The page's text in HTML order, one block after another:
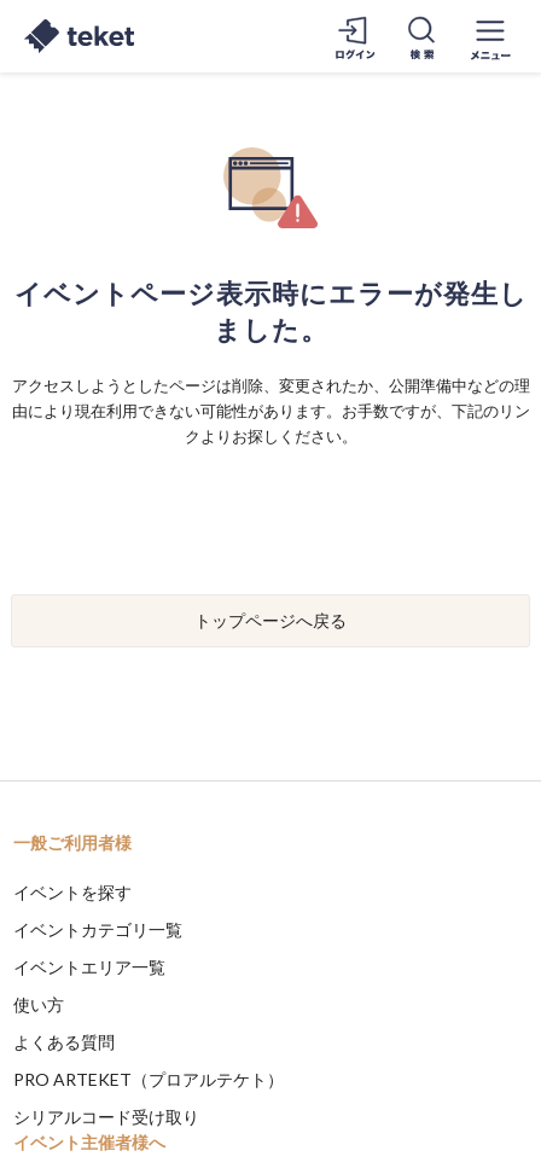
イベントページ表示時にエラーが発生し
ました。
アクセスしようとしたページは削除、変更されたか、公開準備中などの理
由により現在利用できない可能性があります。お手数ですが、下記のリン
クよりお探しください。
トップページへ戻る
一般ご利用者様
イベントを探す
イベントカテゴリ一覧
イベントエリア一覧
使い方
よくある質問
PRO ARTEKET（プロアルテケト）
シリアルコード受け取り
イベント主催者様へ